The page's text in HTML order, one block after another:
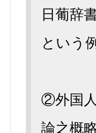
日葡辞
という
②外国
論之概略